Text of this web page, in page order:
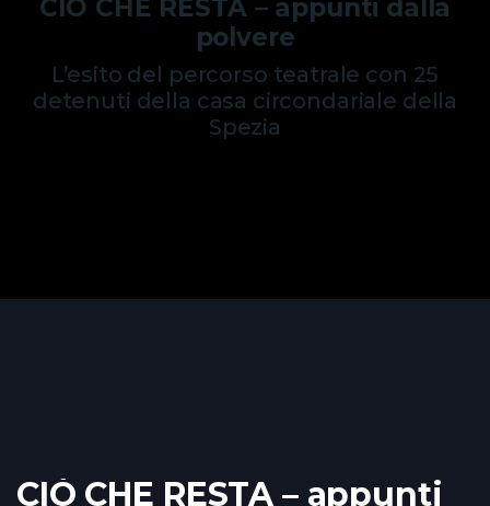
CIÒ CHE RESTA – appunti dalla
polvere
L’esito del percorso teatrale con 25
detenuti della casa circondariale della
Spezia
CIÒ CHE RESTA – appunti